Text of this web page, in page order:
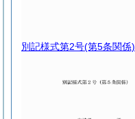
別記様式第2号(第5条関係)